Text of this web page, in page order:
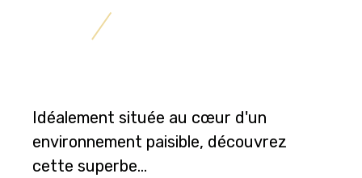
Idéalement située au cœur d'un
environnement paisible, découvrez
cette superbe...